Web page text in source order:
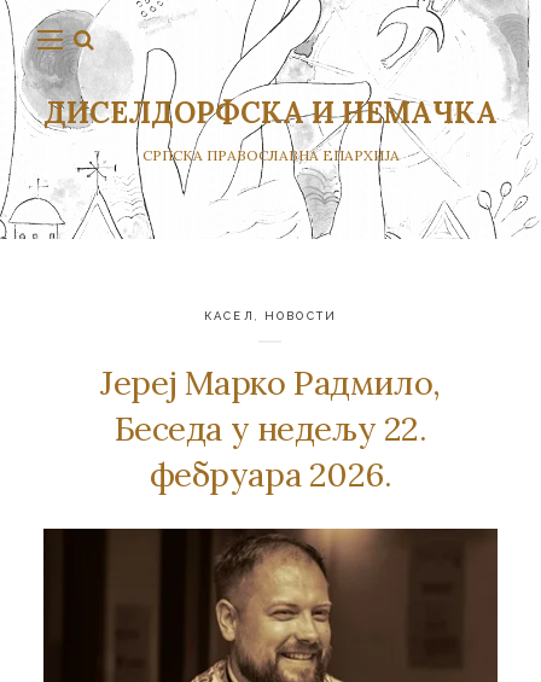
ДИСЕЛДОРФСКА И НЕМАЧКА
СРПСКА ПРАВОСЛАВНА ЕПАРХИЈА
КАСЕЛ НОВОСТИ
Јереј Марко Радмило,
Беседа у недељу 22.
фебруара 2026.